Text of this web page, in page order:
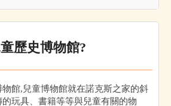
歷史博物館?
館,兒童博物館就在諾克斯之家的斜
玩具、書籍等等與兒童有關的物